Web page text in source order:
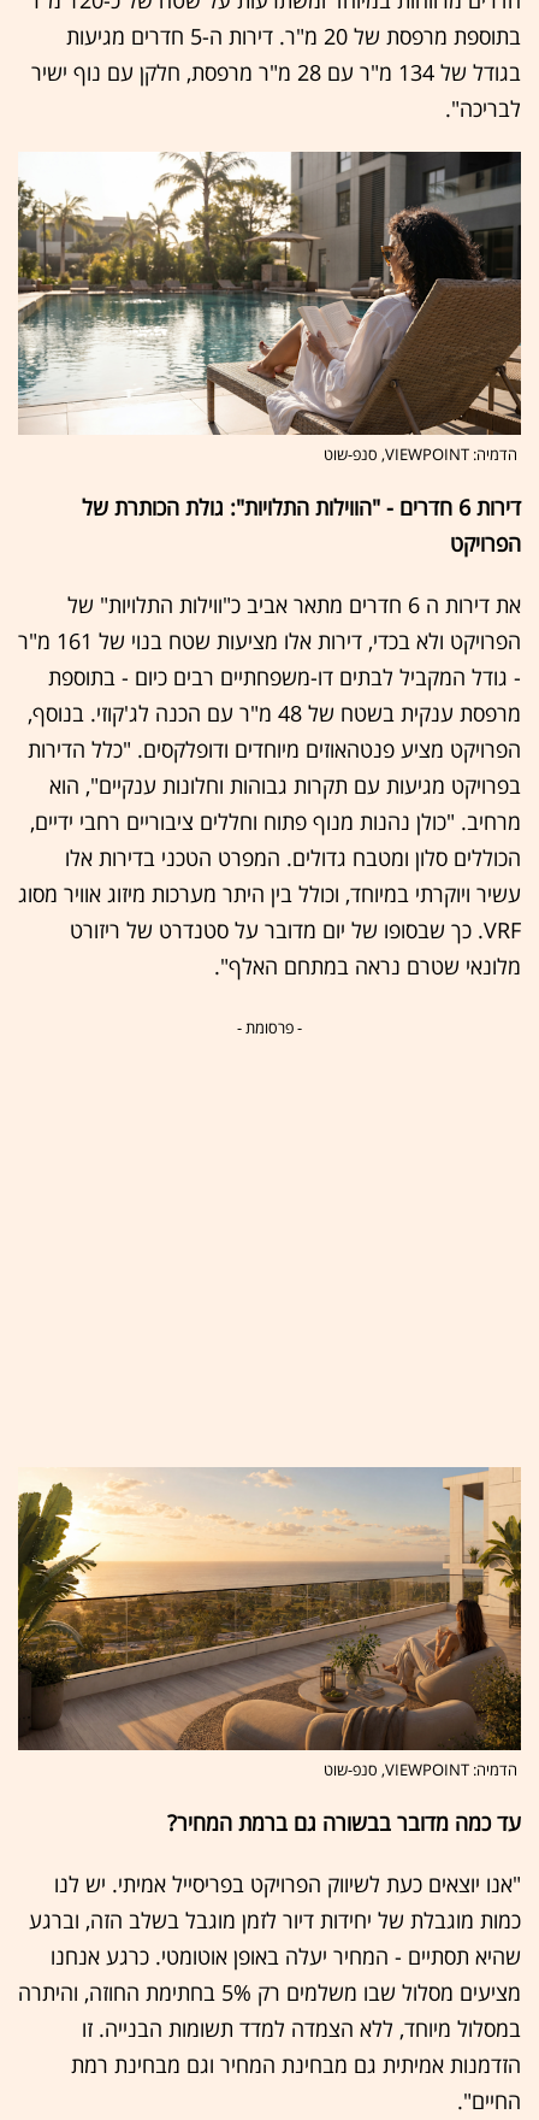
בתוספת מרפסת של 20 מ"ר. דירות ה-5 חדרים מגיעות
בגודל של 134 מ"ר עם 28 מ"ר מרפסת, חלקן עם נוף ישיר
לבריכה".
הדמיה: VIEWPOINT, סנפ-שוט
דירות 6 חדרים - "הווילות התלויות": גולת הכותרת של
הפרויקט
את דירות ה 6 חדרים מתאר אביב כ"ווילות התלויות" של
הפרויקט ולא בכדי, דירות אלו מציעות שטח בנוי של 161 מ"ר
- גודל המקביל לבתים דו-משפחתיים רבים כיום - בתוספת
מרפסת ענקית בשטח של 48 מ"ר עם הכנה לג'קוזי. בנוסף,
הפרויקט מציע פנטהאוזים מיוחדים ודופלקסים. "כלל הדירות
בפרויקט מגיעות עם תקרות גבוהות וחלונות ענקיים", הוא
מרחיב. "כולן נהנות מנוף פתוח וחללים ציבוריים רחבי ידיים,
הכוללים סלון ומטבח גדולים. המפרט הטכני בדירות אלו
עשיר ויוקרתי במיוחד, וכולל בין היתר מערכות מיזוג אוויר מסוג
VRF. כך שבסופו של יום מדובר על סטנדרט של ריזורט
מלונאי שטרם נראה במתחם האלף".
- פרסומת -
הדמיה: VIEWPOINT, סנפ-שוט
עד כמה מדובר בבשורה גם ברמת המחיר?
"אנו יוצאים כעת לשיווק הפרויקט בפריסייל אמיתי. יש לנו
כמות מוגבלת של יחידות דיור לזמן מוגבל בשלב הזה, וברגע
שהיא תסתיים - המחיר יעלה באופן אוטומטי. כרגע אנחנו
מציעים מסלול שבו משלמים רק 5% בחתימת החוזה, והיתרה
במסלול מיוחד, ללא הצמדה למדד תשומות הבנייה. זו
הזדמנות אמיתית גם מבחינת המחיר וגם מבחינת רמת
החיים".